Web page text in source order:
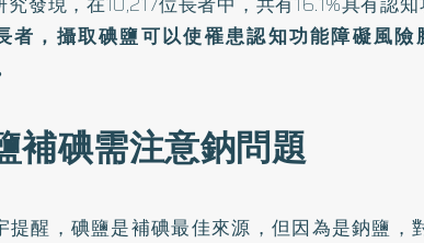
者，攝取碘鹽可以使罹患認知功能障礙風
補碘需注意鈉問題
提醒，碘鹽是補碘最佳來源，但因為是鈉鹽，